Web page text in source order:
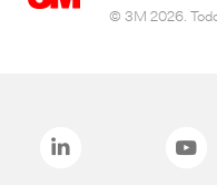
© 3M 2026.